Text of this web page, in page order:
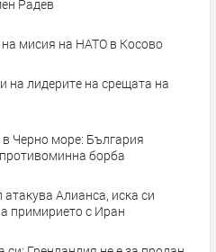
Радев
мисия на НАТО в Косово
на лидерите на срещата на
Черно море: България
борба
Алианса, иска си
примирието с Иран